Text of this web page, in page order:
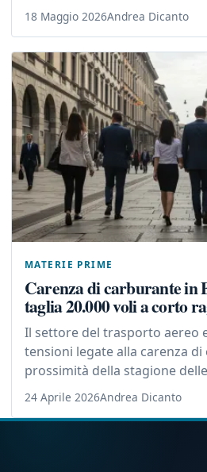
18 Maggio 2026Andrea Dicanto
MATERIE PRIME
Carenza di carburante in
taglia 20.000 voli a corto
Il settore del trasporto aereo
tensioni legate alla carenza
prossimità della stagione
24 Aprile 2026Andrea Dicanto